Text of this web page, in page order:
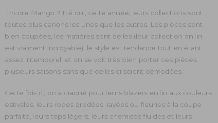
Encore Mango ? Hé oui, cette année, leurs collections sont
toutes plus canons les unes que les autres. Les pièces sont
bien coupées, les matières sont belles (leur collection en lin
est vraiment incroyable), le style est tendance tout en étant
assez intemporel, et on se voit très bien porter ces pièces
plusieurs saisons sans que celles ci soient démodées.
Cette fois ci, on a craqué pour leurs blazers en lin aux couleurs
estivales, leurs robes brodées, rayées ou fleuries à la coupe
parfaite, leurs tops légers, leurs chemises fluides et leurs